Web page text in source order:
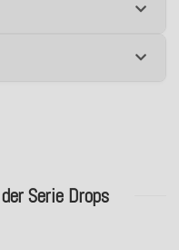
Serie Drops